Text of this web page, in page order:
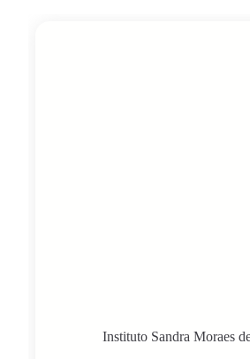
Instituto Sandra Moraes